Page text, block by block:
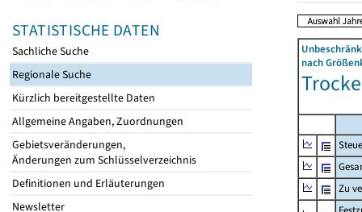
STATISTISCHE DATEN
Sachliche Suche
Regionale Suche
Kürzlich bereitgestellte Daten
Allgemeine Angaben, Zuordnungen
Gebietsveränderungen,
Änderungen zum Schlüsselverzeichnis
Definitionen und Erläuterungen
Newsletter
nach
Zu